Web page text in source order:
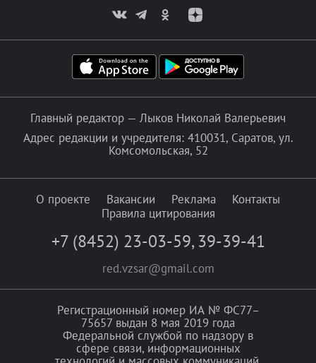
Главный редактор — Лыков Николай Валерьевич
Адрес редакции и учредителя: 410031, Саратов, ул.
Комсомольская, 52
О проекте Вакансии Реклама
Контакты
Правила цитирования
+7 (8452) 23-03-59, 39-39-41
red.vzsar@gmail.com
Регистрационный номер ИА № ФС77–
75657 выдан 8 мая 2019 года
Федеральной службой по надзору в
сфере связи, информационных